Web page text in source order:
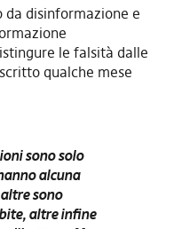
da disinformazione e
le falsità dalle
qualche mese
sono solo
alcuna
sono
altre infine